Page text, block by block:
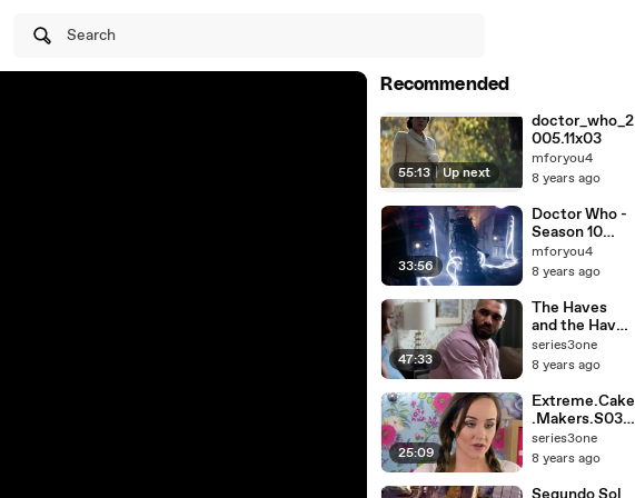
Search
Recommended
55:13 | Up next
doctor_who_2
005.11x03
mforyou4
8 years ago
33:56
Doctor Who -
Season 10
Episode 13 -
The
13 - Part 02
mforyou4
8 years ago
47:33
The Haves
and the Have
Nots -
S05E28
series3one
8 years ago
25:09
Extreme.Cake
.Makers.S03E
14
series3one
8 years ago